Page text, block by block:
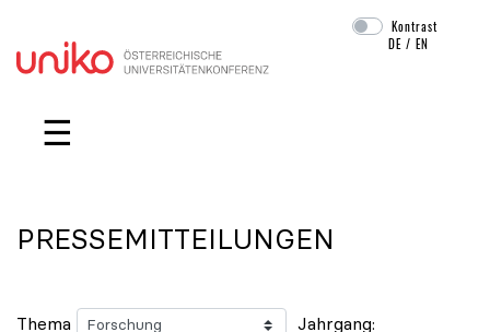
Navigation überspringen
Kontrast
DE /EN
☰
PRESSEMITTEILUNGEN
Thema Jahrgang: